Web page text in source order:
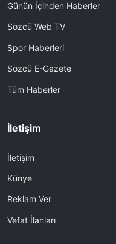
Günün İçinden Haberler
Sözcü Web TV
Spor Haberleri
Sözcü E-Gazete
Tüm Haberler
İletişim
İletişim
Künye
Reklam Ver
Vefat İlanları